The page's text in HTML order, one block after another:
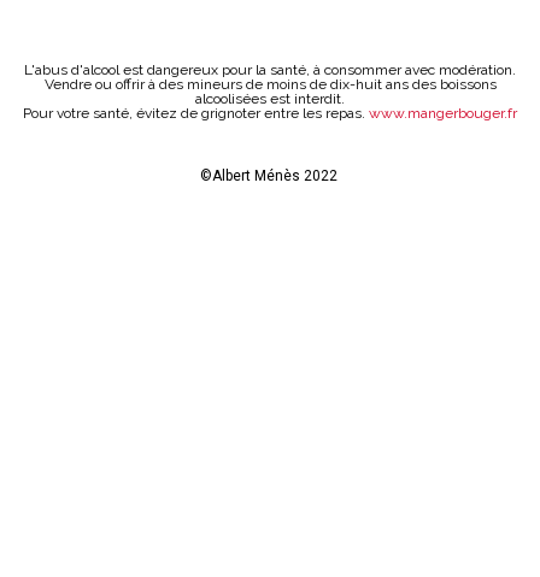
L'abus d'alcool est dangereux pour la santé, à consommer avec modération.
Vendre ou offrir à des mineurs de moins de dix-huit ans des boissons
alcoolisées est interdit.
Pour votre santé, évitez de grignoter entre les repas. www.mangerbouger.fr
©Albert Ménès 2022